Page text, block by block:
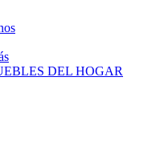
DEL HOGAR